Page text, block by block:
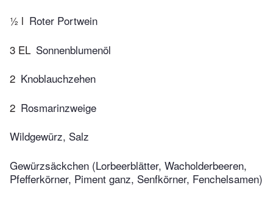
½ l Roter Portwein
3 EL Sonnenblumenöl
2 Knoblauchzehen
2 Rosmarinzweige
Wildgewürz, Salz
Gewürzsäckchen (Lorbeerblätter, Wacholderbeeren,
Pfefferkörner, Piment ganz, Senfkörner, Fenchelsamen)